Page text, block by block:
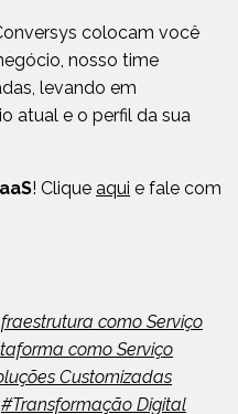
colocam você
nosso time
levando em
atual e o perfil da sua
! Clique aqui e fale com
como Serviço
como Serviço
Customizadas
#Transformação Digital